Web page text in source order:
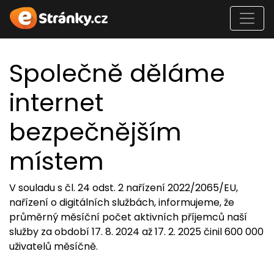
Společně děláme
internet
bezpečnějším
místem
V souladu s čl. 24 odst. 2 nařízení 2022/2065/EU,
nařízení o digitálních službách, informujeme, že
průměrný měsíční počet aktivních příjemců naší
služby za období 17. 8. 2024 až 17. 2. 2025 činil 600 000
uživatelů měsíčně.